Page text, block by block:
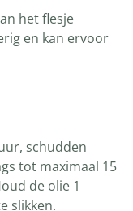
het flesje
en kan ervoor
schudden
tot maximaal 15
de olie 1
te slikken.